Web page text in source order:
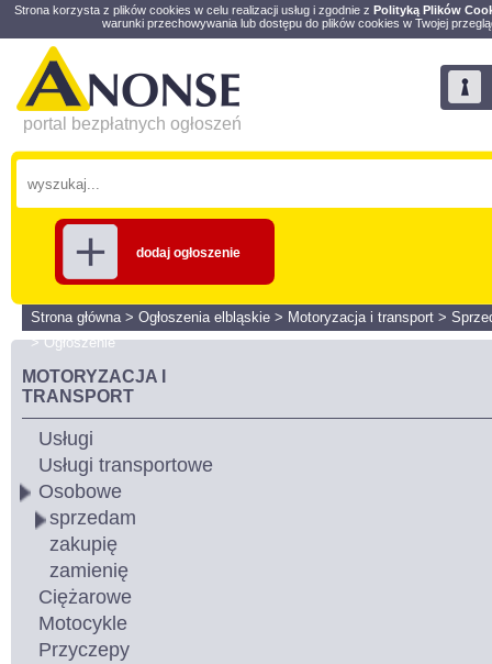
Strona korzysta z plików cookies w celu realizacji usług i zgodnie z Polityką Plików
warunki przechowywania lub dostępu do plików cookies w Twojej
portal bezpłatnych ogłoszeń
dodaj ogłoszenie
Strona główna> Ogłoszenia elbląskie > Motoryzacja i transport >
>Ogłoszenie
MOTORYZACJA I
TRANSPORT
Usługi
Usługi transportowe
Osobowe
sprzedam
zakupię
zamienię
Ciężarowe
Motocykle
Przyczepy